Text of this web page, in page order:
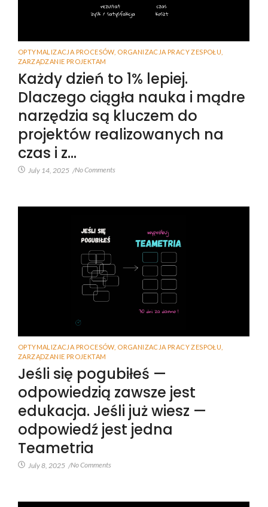
OPTYMALIZACJA PROCESÓW, ORGANIZACJA PRACY ZESPOŁU
ZARZĄDZANIE PROJEKTAM
Każdy dzień to 1% lepiej.
Dlaczego ciągła nauka i mądre
narzędzia są kluczem do
projektów realizowanych na
czas i z…
July 14, 2025 /No Comments
OPTYMALIZACJA PROCESÓW, ORGANIZACJA PRACY ZESPOŁU
ZARZĄDZANIE PROJEKTAM
Jeśli się pogubiłeś —
odpowiedzią zawsze jest
edukacja. Jeśli już wiesz —
odpowiedź jest jedna
Teametria
July 8, 2025 /No Comments